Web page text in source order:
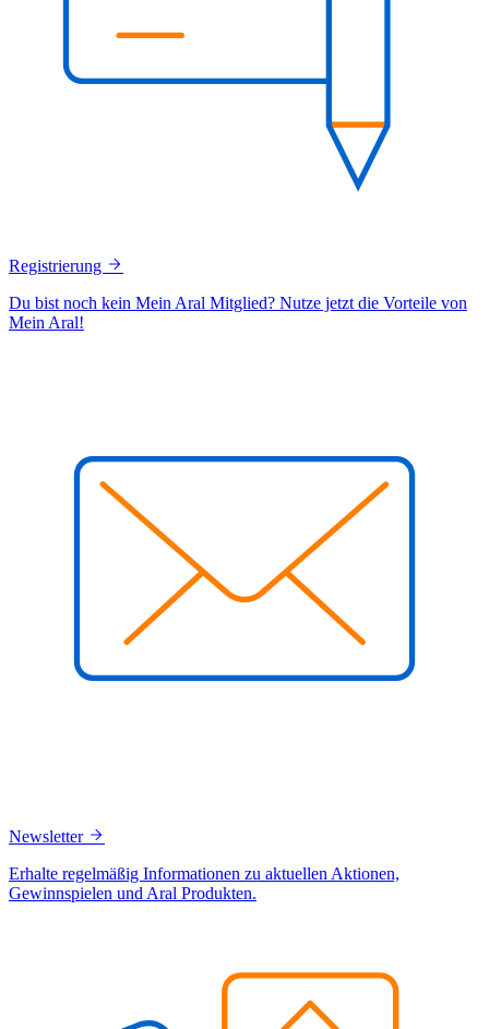
Registrierung
Du bist noch kein Mein Aral Mitglied? Nutze jetzt die Vorteile von
Mein Aral!
Newsletter
Erhalte regelmäßig Informationen zu aktuellen Aktionen,
Gewinnspielen und Aral Produkten.